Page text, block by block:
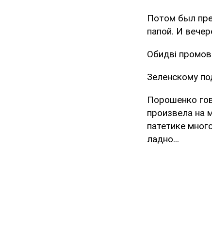
Потом был
папой. И
Обидві
Зеленскому
Порошенко
произвела на
патетике
ладно...